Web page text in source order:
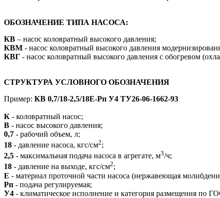
ОБОЗНАЧЕНИЕ ТИПА НАСОСА:
КВ – насос коловратный высокого давления;
КВМ - насос коловратный высокого давления
КВГ - насос коловратный высокого давления с обогревом
СТРУКТУРА УСЛОВНОГО ОБОЗНАЧЕНИЯ
Пример: КВ 0,7/18-2,5/18Е-Рп У4 ТУ26-06-1662-93
К - коловратный насос;
В - насос высокого давления;
0,7 - рабочий объем, л;
18 - давление насоса, кгс/см2;
2,5 - максимальная подача насоса в агрегате, м3/ч;
18 - давление на выходе, кгс/см2;
Е - материал проточной части насоса (нержавеющая
Рп - подача регулируемая;
У4 - климатическое исполнение и категория размещения по